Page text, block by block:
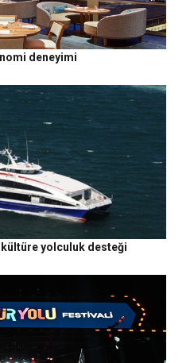
deneyimi
kültüre yolculuk desteği